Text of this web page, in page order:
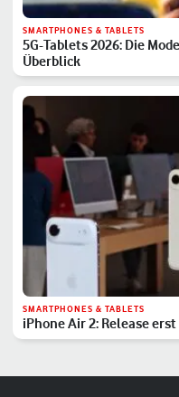
SMARTPHONES & TABLETS
5G-Tablets 2026: Die
Überblick
SMARTPHONES & TABLETS
iPhone Air 2: Release